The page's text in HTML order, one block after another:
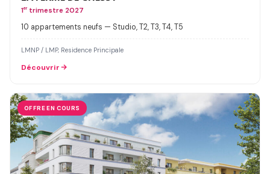
1ertrimestre 2027
10 appartements neufs — Studio, T2, T3, T4, T5
LMNP / LMP, Residence Principale
Découvrir
OFFRE EN COURS